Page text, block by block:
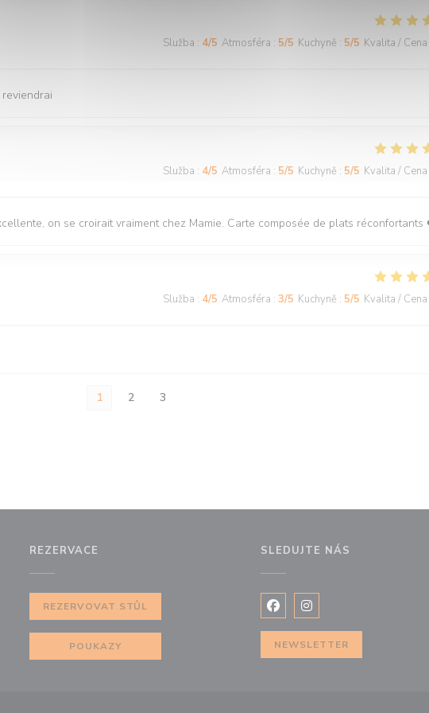
Služba : 4/5 Atmosféra : 5/5 Kuchyně : 5/5 Kvalita / Cena
Služba : 4/5 Atmosféra : 5/5 Kuchyně : 5/5 Kvalita / Cena
on se croirait vraiment chez Mamie. Carte composée de plats
Služba : 4/5 Atmosféra : 3/5 Kuchyně : 5/5 Kvalita / Cena
1 2 3
REZERVACE
REZERVOVAT STŮL
POUKAZY
SLEDUJTE NÁS
Facebook ((otevře se v
Instagram ((otevře se
NEWSLETTER